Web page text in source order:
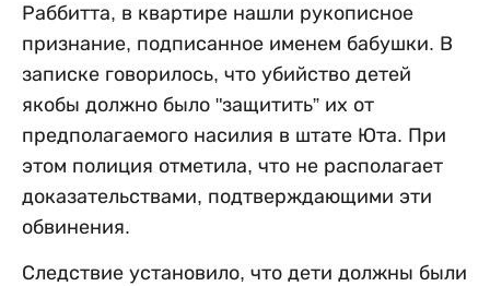
Раббитта, в квартире нашли рукописное
признание, подписанное именем бабушки. В
записке говорилось, что убийство детей
якобы должно было "защитить” их от
предполагаемого насилия в штате Юта. При
этом полиция отметила, что не располагает
доказательствами, подтверждающими эти
обвинения.
Следствие установило, что дети должны были